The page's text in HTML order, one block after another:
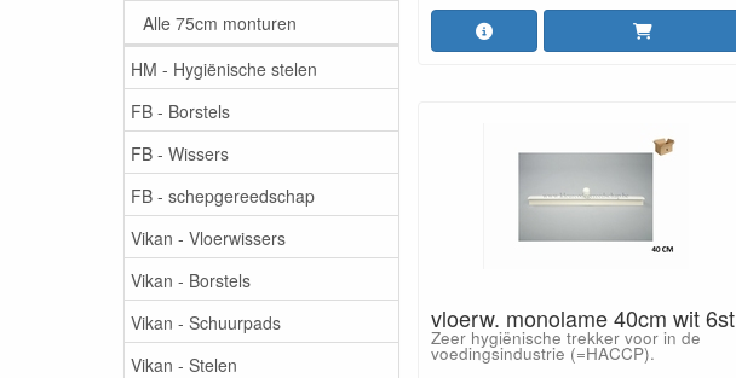
Alle 75cm monturen
HM - Hygiënische stelen
FB - Borstels
FB - Wissers
FB - schepgereedschap
Vikan - Vloerwissers
Vikan - Borstels
Vikan - Schuurpads
Vikan - Stelen
vloerw. monolame 40cm wit 6st
Zeer hygiënische trekker voor in de
voedingsindustrie (=HACCP).